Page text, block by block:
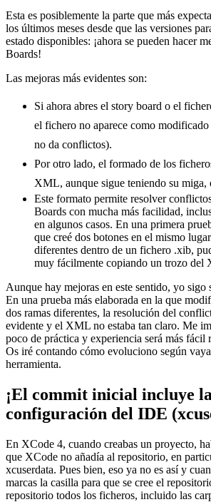
Esta es posiblemente la parte que más
los últimos meses desde que las versiones
estado disponibles: ¡ahora se pueden hacer
Boards!
Las mejoras más evidentes son:
Si ahora abres el story board o el
el fichero no aparece como
no da conflictos).
Por otro lado, el formado de los
XML, aunque sigue teniendo su miga,
Este formato permite resolver
Boards con mucha más facilidad,
en algunos casos. En una primera
que creé dos botones en el mismo
diferentes dentro de un fichero .xib,
muy fácilmente copiando un trozo del
Aunque hay mejoras en este sentido, yo sigo
En una prueba más elaborada en la que
dos ramas diferentes, la resolución del
evidente y el XML no estaba tan claro. Me
poco de práctica y experiencia será más fácil
Os iré contando cómo evoluciono según
herramienta.
¡El commit inicial incluye la
configuración del IDE
En XCode 4, cuando creabas un proyecto,
que XCode no añadía al repositorio, en
xcuserdata. Pues bien, eso ya no es así y
marcas la casilla para que se cree el
repositorio todos los ficheros, incluido las